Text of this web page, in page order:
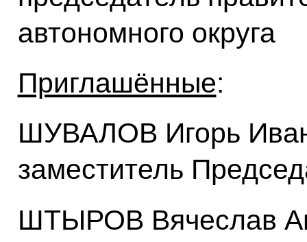
автономного округа
Приглашённые:
ШУВАЛОВ Игорь
заместитель
ШТЫРОВ Вячеслав